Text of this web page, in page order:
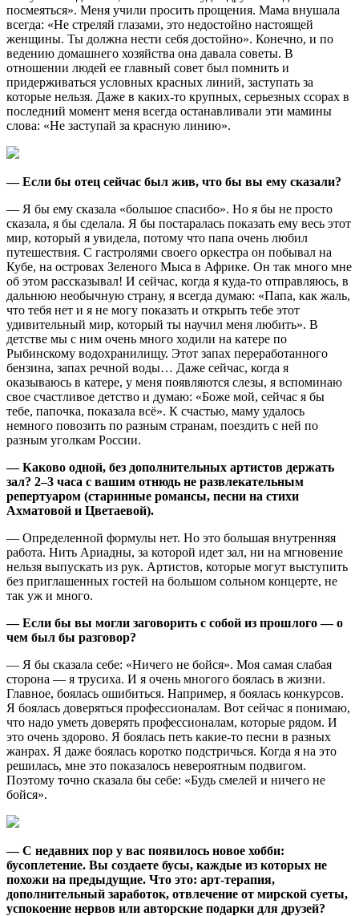
посмеяться». Меня учили просить прощения. Мама внушала
всегда: «Не стреляй глазами, это недостойно настоящей
женщины. Ты должна нести себя достойно». Конечно, и по
ведению домашнего хозяйства она давала советы. В
отношении людей ее главный совет был помнить и
придерживаться условных красных линий, заступать за
которые нельзя. Даже в каких-то крупных, серьезных ссорах в
последний момент меня всегда останавливали эти мамины
слова: «Не заступай за красную линию».
— Если бы отец сейчас был жив, что бы вы ему сказали?
— Я бы ему сказала «большое спасибо». Но я бы не просто
сказала, я бы сделала. Я бы постаралась показать ему весь этот
мир, который я увидела, потому что папа очень любил
путешествия. С гастролями своего оркестра он побывал на
Кубе, на островах Зеленого Мыса в Африке. Он так много мне
об этом рассказывал! И сейчас, когда я куда-то отправляюсь, в
дальнюю необычную страну, я всегда думаю: «Папа, как жаль,
что тебя нет и я не могу показать и открыть тебе этот
удивительный мир, который ты научил меня любить». В
детстве мы с ним очень много ходили на катере по
Рыбинскому водохранилищу. Этот запах переработанного
бензина, запах речной воды… Даже сейчас, когда я
оказываюсь в катере, у меня появляются слезы, я вспоминаю
свое счастливое детство и думаю: «Боже мой, сейчас я бы
тебе, папочка, показала всё». К счастью, маму удалось
немного повозить по разным странам, поездить с ней по
разным уголкам России.
— Каково одной, без дополнительных артистов держать
зал? 2–3 часа с вашим отнюдь не развлекательным
репертуаром (старинные романсы, песни на стихи
Ахматовой и Цветаевой).
— Определенной формулы нет. Но это большая внутренняя
работа. Нить Ариадны, за которой идет зал, ни на мгновение
нельзя выпускать из рук. Артистов, которые могут выступить
без приглашенных гостей на большом сольном концерте, не
так уж и много.
— Если бы вы могли заговорить с собой из прошлого — о
чем был бы разговор?
— Я бы сказала себе: «Ничего не бойся». Моя самая слабая
сторона — я трусиха. И я очень многого боялась в жизни.
Главное, боялась ошибиться. Например, я боялась конкурсов.
Я боялась доверяться профессионалам. Вот сейчас я понимаю,
что надо уметь доверять профессионалам, которые рядом. И
это очень здорово. Я боялась петь какие-то песни в разных
жанрах. Я даже боялась коротко подстричься. Когда я на это
решилась, мне это показалось невероятным подвигом.
Поэтому точно сказала бы себе: «Будь смелей и ничего не
бойся».
— С недавних пор у вас появилось новое хобби:
бусоплетение. Вы создаете бусы, каждые из которых не
похожи на предыдущие. Что это: арт-терапия,
дополнительный заработок, отвлечение от мирской суеты,
успокоение нервов или авторские подарки для друзей?